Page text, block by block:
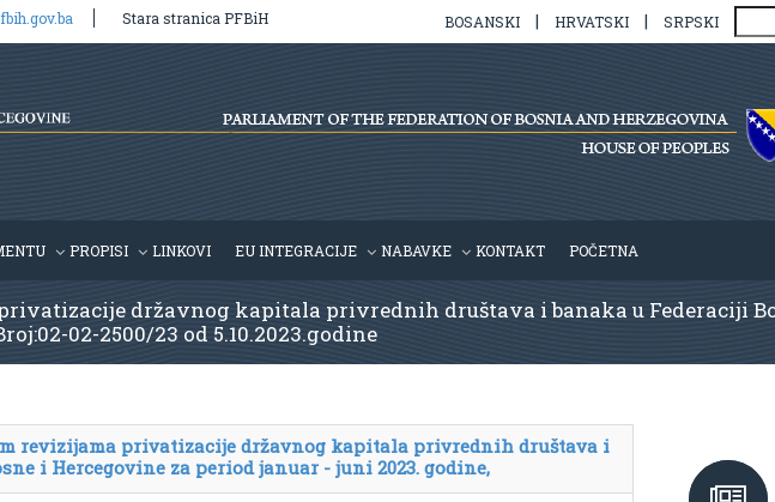
Stara stranica PFBiH BOSANSKI | HRVATSKI | SRPSKI
PROPISI LINKOVI EU INTEGRACIJE NABAVKE KONTAKT POČETNA
državnog kapitala privrednih društava i banaka u Federaciji
02-2500/23 od 5.10.2023.godine
revizijama privatizacije državnog kapitala privrednih društava i
i Hercegovine za period januar - juni 2023. godine,